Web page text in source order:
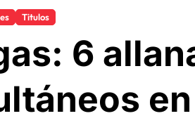
Titulos
6